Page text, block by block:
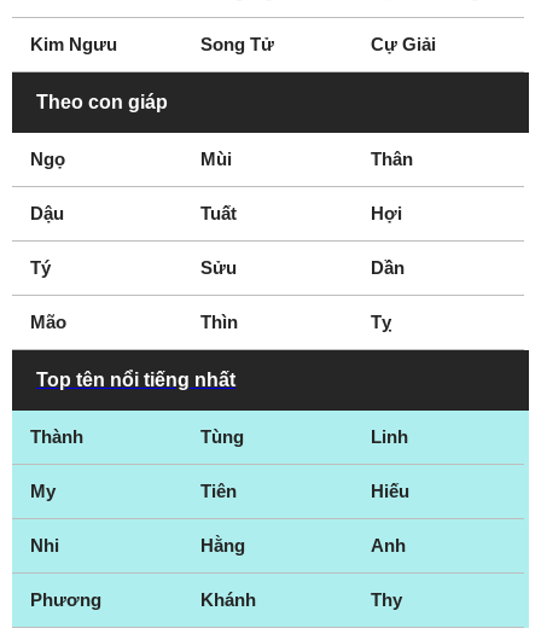
Nhà hoạt động môi
Nhà hoạt động xã hội
Nhà ngoại cảm
Kim Ngưu Song Tử Cự Giải
Theo con giáp
Ngọ Mùi Thân
Dậu Tuất Hợi
Tý Sửu Dần
Mão Thìn Tỵ
Top tên nổi tiếng nhất
Thành Tùng Linh
My Tiên Hiếu
Nhi Hằng Anh
Phương Khánh Thy